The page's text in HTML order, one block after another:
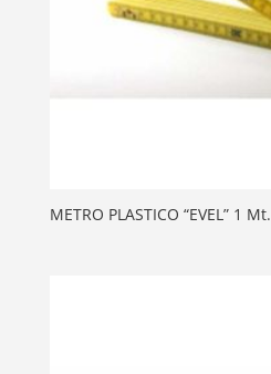
METRO PLASTICO “EVEL” 1 Mt.